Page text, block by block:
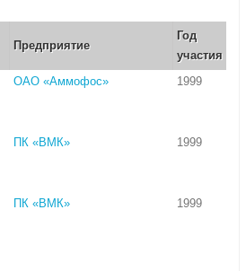
Предприятие
Год
участия
ОАО «Аммофос» 1999
ПК «ВМК» 1999
ПК «ВМК» 1999